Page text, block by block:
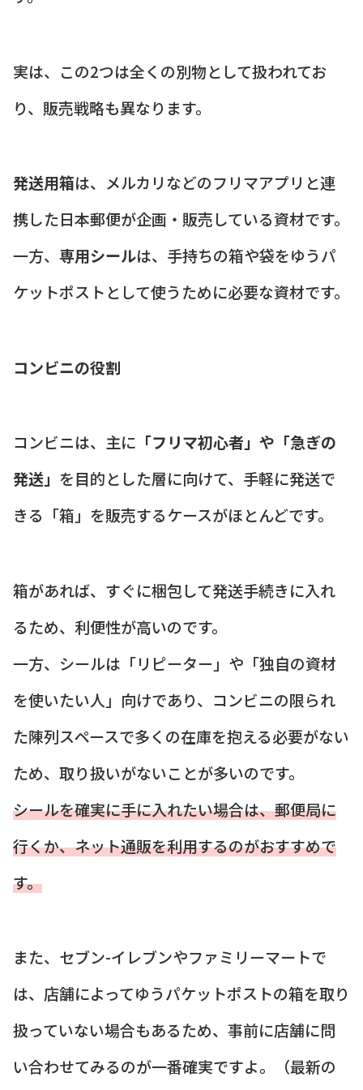
実は、この2つは全くの別物として扱われてお
り、販売戦略も異なります。
発送用箱は、メルカリなどのフリマアプリと連
携した日本郵便が企画・販売している資材です。
一方、 専用シールは、手持ちの箱や袋をゆうパ
ケットポストとして使うために必要な資材です。
コンビニの役割
コンビニは、主に 「フリマ初心者」や「急ぎの
発送」 を目的とした層に向けて、手軽に発送で
きる「箱」を販売するケースがほとんどです。
箱があれば、すぐに梱包して発送手続きに入れ
るため、利便性が高いのです。
一方、シールは「リピーター」や「独自の資材
を使いたい人」向けであり、コンビニの限られ
た陳列スペースで多くの在庫を抱える必要がない
ため、取り扱いがないことが多いのです。
シールを確実に手に入れたい場合は、郵便局に
行くか、ネット通販を利用するのがおすすめで
す。
また、セブン-イレブンやファミリーマートで
は、店舗によってゆうパケットポストの箱を取り
扱っていない場合もあるため、事前に店舗に問
い合わせてみるのが一番確実ですよ。（最新の